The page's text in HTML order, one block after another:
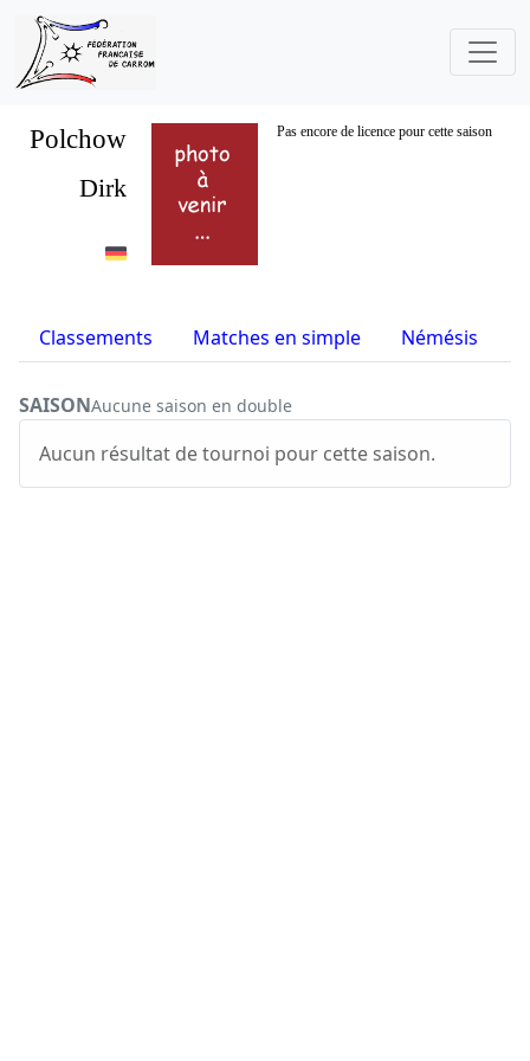
Polchow Pas encore de licence pour cette saison
Dirk
Classements Matches en simple Némésis
SAISONAucune saison en double
Aucun résultat de tournoi pour cette saison.